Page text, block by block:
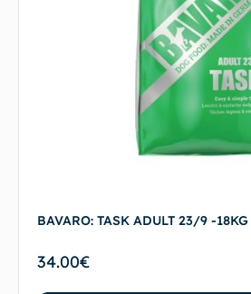
BAVARO: TASK ADULT 23/9 -18KG
34.00€